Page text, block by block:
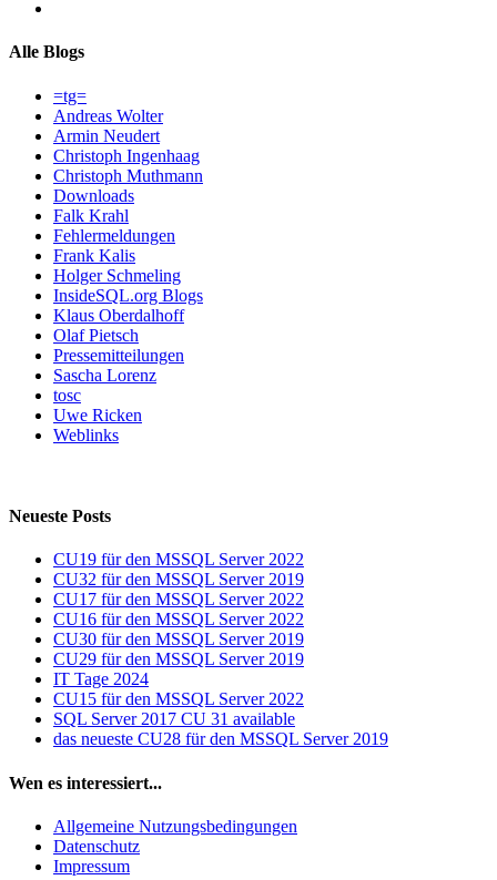
Alle Blogs
=tg=
Andreas Wolter
Armin Neudert
Christoph Ingenhaag
Christoph Muthmann
Downloads
Falk Krahl
Fehlermeldungen
Frank Kalis
Holger Schmeling
InsideSQL.org Blogs
Klaus Oberdalhoff
Olaf Pietsch
Pressemitteilungen
Sascha Lorenz
tosc
Uwe Ricken
Weblinks
Neueste Posts
CU19 für den MSSQL Server 2022
CU32 für den MSSQL Server 2019
CU17 für den MSSQL Server 2022
CU16 für den MSSQL Server 2022
CU30 für den MSSQL Server 2019
CU29 für den MSSQL Server 2019
IT Tage 2024
CU15 für den MSSQL Server 2022
SQL Server 2017 CU 31 available
das neueste CU28 für den MSSQL Server 2019
Wen es interessiert...
Allgemeine Nutzungsbedingungen
Datenschutz
Impressum